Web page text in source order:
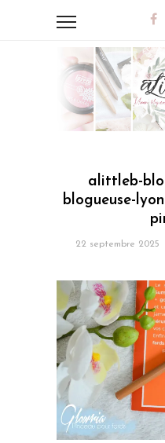
alittleb-
blogueuse-
22 septembre 2025